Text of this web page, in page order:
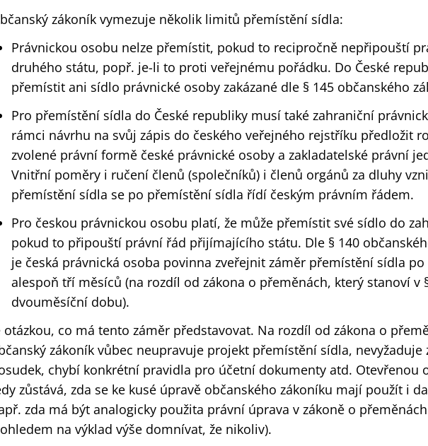
zákoník vymezuje několik limitů přemístění sídla:
Právnickou osobu nelze přemístit, pokud to recipročně nepřipouští
druhého státu, popř. je-li to proti veřejnému pořádku. Do České
přemístit ani sídlo právnické osoby zakázané dle § 145 občanského
Pro přemístění sídla do České republiky musí také zahraniční
rámci návrhu na svůj zápis do českého veřejného rejstříku předložit
zvolené právní formě české právnické osoby a zakladatelské právní
Vnitřní poměry i ručení členů (společníků) i členů orgánů za dluhy
přemístění sídla se po přemístění sídla řídí českým právním řádem.
Pro českou právnickou osobu platí, že může přemístit své sídlo do
pokud to připouští právní řád přijímajícího státu. Dle § 140
je česká právnická osoba povinna zveřejnit záměr přemístění sídla
alespoň tří měsíců (na rozdíl od zákona o přeměnách, který stanoví v
dvouměsíční dobu).
otázkou, co má tento záměr představovat. Na rozdíl od zákona o
zákoník vůbec neupravuje projekt přemístění sídla, nevyžaduje
chybí konkrétní pravidla pro účetní dokumenty atd. Otevřenou
zůstává, zda se ke kusé úpravě občanského zákoníku mají použít i
zda má být analogicky použita právní úprava v zákoně o
na výklad výše domnívat, že nikoliv).